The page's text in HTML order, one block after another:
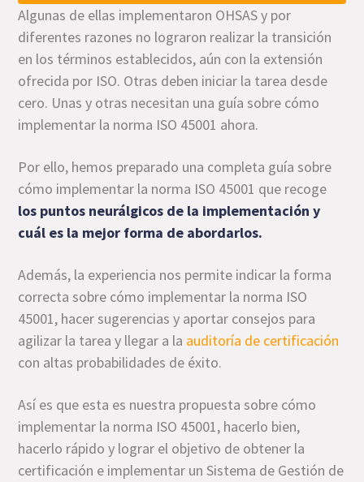
Algunas de ellas implementaron OHSAS y por
diferentes razones no lograron realizar la transición
en los términos establecidos, aún con la extensión
ofrecida por ISO. Otras deben iniciar la tarea desde
cero. Unas y otras necesitan una guía sobre cómo
implementar la norma ISO 45001 ahora.
Por ello, hemos preparado una completa guía sobre
cómo implementar la norma ISO 45001 que recoge
los puntos neurálgicos de la implementación y
cuál es la mejor forma de abordarlos.
Además, la experiencia nos permite indicar la forma
correcta sobre cómo implementar la norma ISO
45001, hacer sugerencias y aportar consejos para
agilizar la tarea y llegar a la auditoría de certificación
con altas probabilidades de éxito.
Así es que esta es nuestra propuesta sobre cómo
implementar la norma ISO 45001, hacerlo bien,
hacerlo rápido y lograr el objetivo de obtener la
certificación e implementar un Sistema de Gestión de